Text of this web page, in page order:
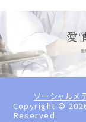
愛
ソーシャルメ
Copyright ©
Reserved.